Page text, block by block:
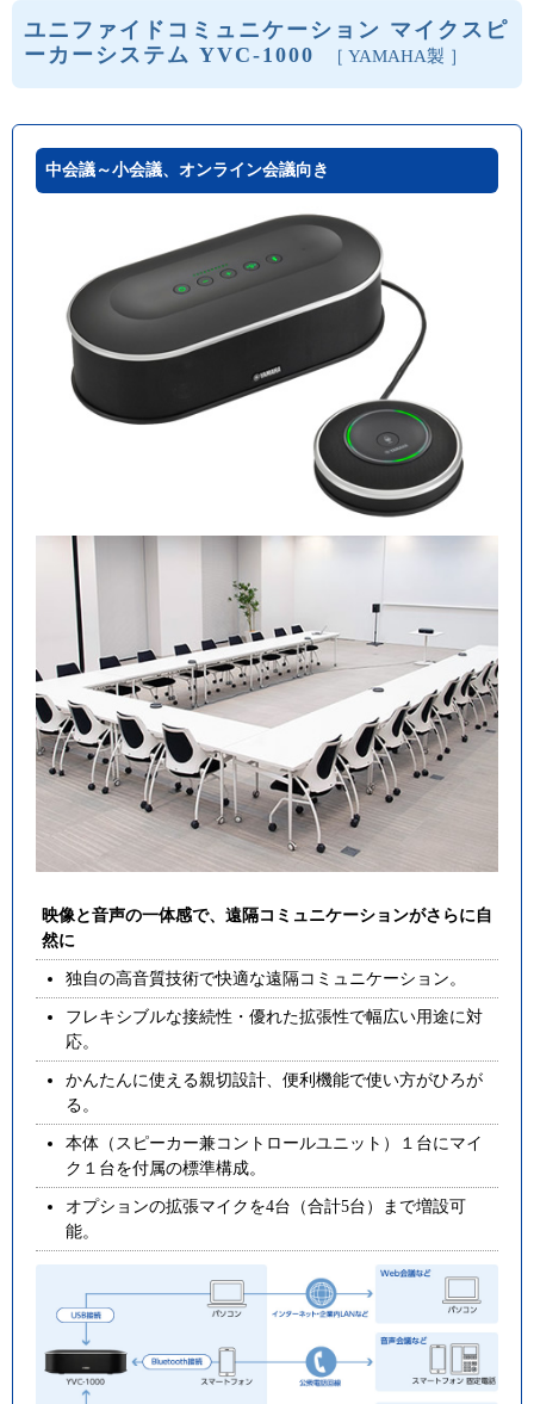
ユニファイドコミュニケーション マイクスピ
ーカーシステム YVC-1000
［ YAMAHA製 ］
中会議～小会議、オンライン会議向き
映像と音声の一体感で、遠隔コミュニケーションがさらに自
然に
独自の高音質技術で快適な遠隔コミュニケーション。
フレキシブルな接続性・優れた拡張性で幅広い用途に対
応。
かんたんに使える親切設計、便利機能で使い方がひろが
る。
本体（スピーカー兼コントロールユニット）１台にマイ
ク１台を付属の標準構成。
オプションの拡張マイクを4台（合計5台）まで増設可
能。